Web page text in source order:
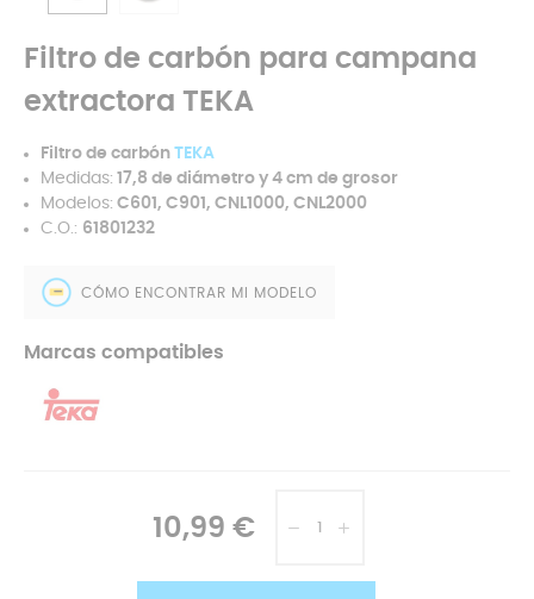
Filtro de carbón para campana
extractora TEKA
Filtro de carbón TEKA
Medidas: 17,8 de diámetro y 4 cm de grosor
Modelos: C601, C901, CNL1000, CNL2000
C.O.: 61801232
CÓMO ENCONTRAR MI MODELO
Marcas compatibles
10,99 €